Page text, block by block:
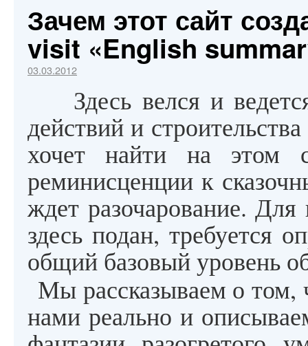
Зачем этот сайт
visit «English
03.03.2012
Здесь велся и
действий и
хочет найти на этом
реминисценции к
ждет разочарование.
здесь подан, требуется
общий базовый уровень
Мы рассказываем о том,
нами реально и